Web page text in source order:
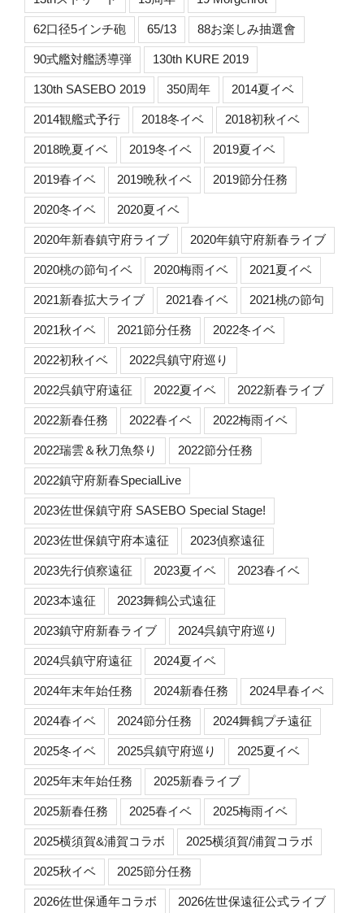
62口径5インチ砲 65/13 88お楽しみ抽選會
90式艦対艦誘導弾 130th KURE 2019
130th SASEBO 2019 350周年 2014夏イベ
2014観艦式予行 2018冬イベ 2018初秋イベ
2018晩夏イベ 2019冬イベ 2019夏イベ
2019春イベ 2019晩秋イベ 2019節分任務
2020冬イベ 2020夏イベ
2020年新春鎮守府ライブ 2020年鎮守府新春ライブ
2020桃の節句イベ 2020梅雨イベ 2021夏イベ
2021新春拡大ライブ 2021春イベ 2021桃の節句
2021秋イベ 2021節分任務 2022冬イベ
2022初秋イベ 2022呉鎮守府巡り
2022呉鎮守府遠征 2022夏イベ 2022新春ライブ
2022新春任務 2022春イベ 2022梅雨イベ
2022瑞雲＆秋刀魚祭り 2022節分任務
2022鎮守府新春SpecialLive
2023佐世保鎮守府 SASEBO Special Stage!
2023佐世保鎮守府本遠征 2023偵察遠征
2023先行偵察遠征 2023夏イベ 2023春イベ
2023本遠征 2023舞鶴公式遠征
2023鎮守府新春ライブ 2024呉鎮守府巡り
2024呉鎮守府遠征 2024夏イベ
2024年末年始任務 2024新春任務 2024早春イベ
2024春イベ 2024節分任務 2024舞鶴プチ遠征
2025冬イベ 2025呉鎮守府巡り 2025夏イベ
2025年末年始任務 2025新春ライブ
2025新春任務 2025春イベ 2025梅雨イベ
2025横須賀&浦賀コラボ 2025横須賀/浦賀コラボ
2025秋イベ 2025節分任務
2026佐世保通年コラボ 2026佐世保遠征公式ライブ